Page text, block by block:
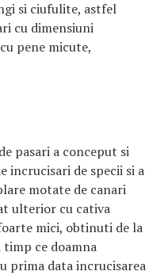
si ciufulite, astfel
cu dimensiuni
pene micute,
pasari a conceput si
incrucisari de specii si a
motate de canari
ulterior cu cativa
mici, obtinuti de la
timp ce doamna
prima data incrucisarea